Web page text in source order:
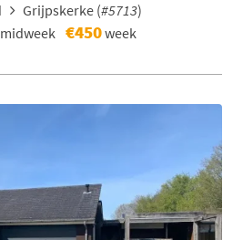
Grijpskerke (#5713)
midweek €450week